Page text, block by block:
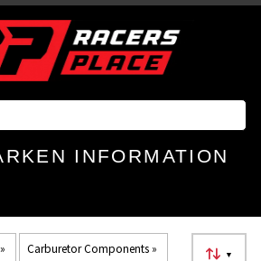
INFORMATION
‪» Carburetor Components‪» ▼